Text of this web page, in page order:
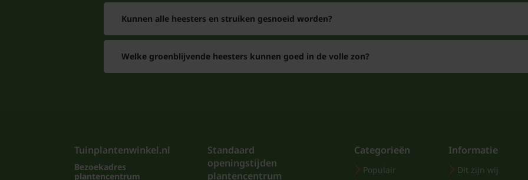
Kunnen alle heesters en struiken gesnoeid worden?
Welke groenblijvende heesters kunnen goed in de volle zon?
Tuinplantenwinkel.nl
Bezoekadres
plantencentrum
Standaard
openingstijden
plantencentrum
Categorieën
Populair
Informatie
Dit zijn wij